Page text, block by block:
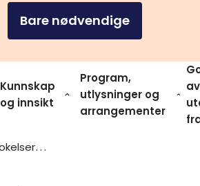
Bare nødvendige
Kunnskap
og innsikt
Program,
utlysninger og
arrangementer
av
Rapporter undersokelser og statistikk